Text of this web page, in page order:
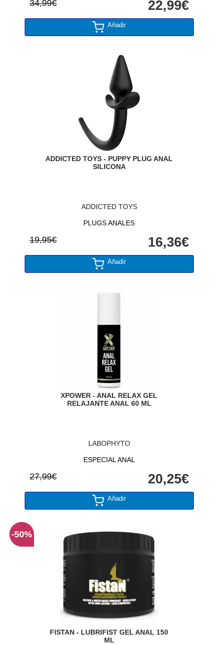
34,99€ 22,99€
Añadir
ADDICTED TOYS - PUPPY PLUG ANAL
SILICONA
ADDICTED TOYS
PLUGS ANALES
19,95€ 16,36€
Añadir
XPOWER - ANAL RELAX GEL
RELAJANTE ANAL 60 ML
LABOPHYTO
ESPECIAL ANAL
27,99€ 20,25€
Añadir
FISTAN - LUBRIFIST GEL ANAL 150
ML
-50%